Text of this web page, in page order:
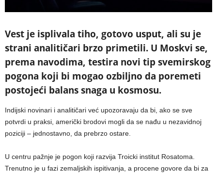
Vest je isplivala tiho, gotovo usput, ali su je
strani analitičari brzo primetili. U Moskvi se,
prema navodima, testira novi tip svemirskog
pogona koji bi mogao ozbiljno da poremeti
postojeći balans snaga u kosmosu.
Indijski novinari i analitičari već upozoravaju da bi, ako se sve
potvrdi u praksi, američki brodovi mogli da se nađu u nezavidnoj
poziciji – jednostavno, da prebrzo ostare.
U centru pažnje je pogon koji razvija Troicki institut Rosatoma.
Trenutno je u fazi zemaljskih ispitivanja, a procene govore da bi za